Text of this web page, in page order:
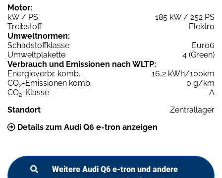
Motor:
kW / PS
185 kW / 252 PS
Treibstoff
Elektro
Umweltnormen:
Schadstoffklasse
Euro6
Umweltplakette
4 (Green)
Verbrauch und Emissionen nach WLTP:
Energieverbr. komb.
16,2 kWh/100km
CO2-Emissionen komb.
0 g/km
CO2-Klasse
A
Standort
Zentrallager
Details zum Audi Q6 e-tron anzeigen
Weitere Audi Q6 e-tron und andere